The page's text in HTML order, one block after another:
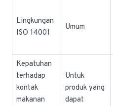
Lingkungan
ISO 14001
Umum
Kepatuhan
terhadap
kontak
makanan
Untuk
produk yang
dapat